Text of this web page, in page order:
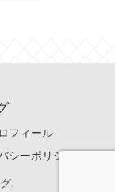
フィール
シーポリシー
.